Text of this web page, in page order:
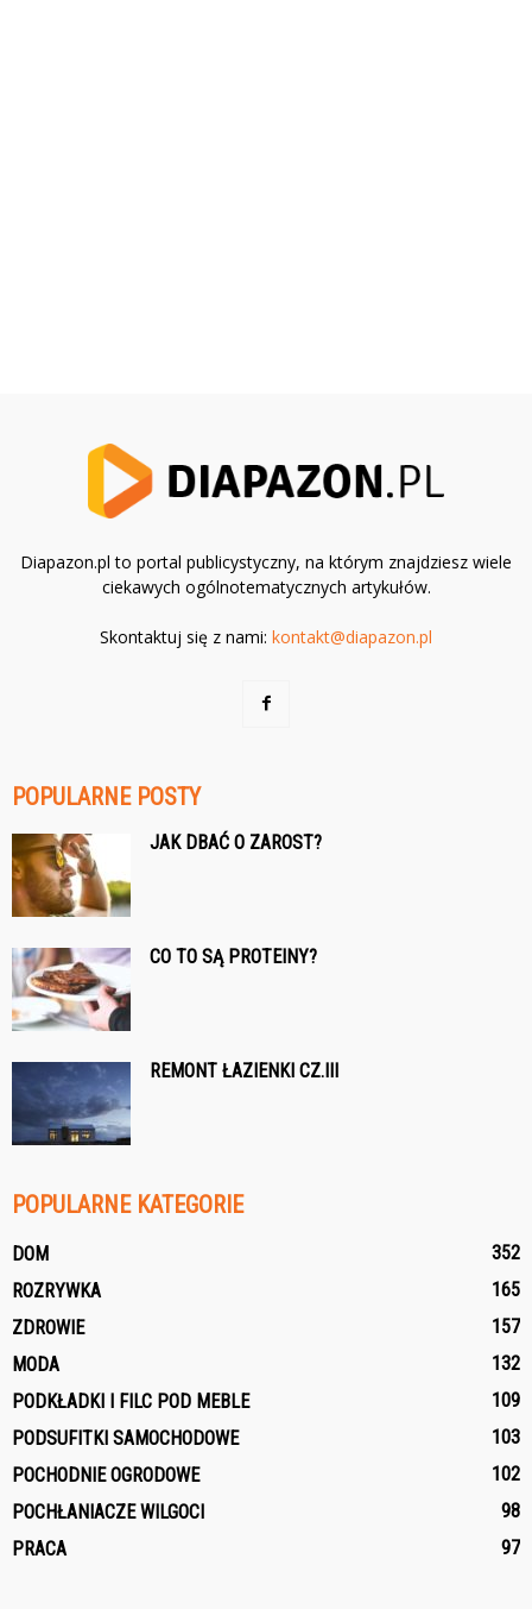
Diapazon.pl to portal publicystyczny, na którym znajdziesz wiele
ciekawych ogólnotematycznych artykułów.
Skontaktuj się z nami: kontakt@diapazon.pl
POPULARNE POSTY
JAK DBAĆ O ZAROST?
CO TO SĄ PROTEINY?
REMONT ŁAZIENKI CZ.III
POPULARNE KATEGORIE
DOM
352
ROZRYWKA
165
ZDROWIE
157
MODA
132
PODKŁADKI I FILC POD MEBLE
109
PODSUFITKI SAMOCHODOWE
103
POCHODNIE OGRODOWE
102
POCHŁANIACZE WILGOCI
98
PRACA
97